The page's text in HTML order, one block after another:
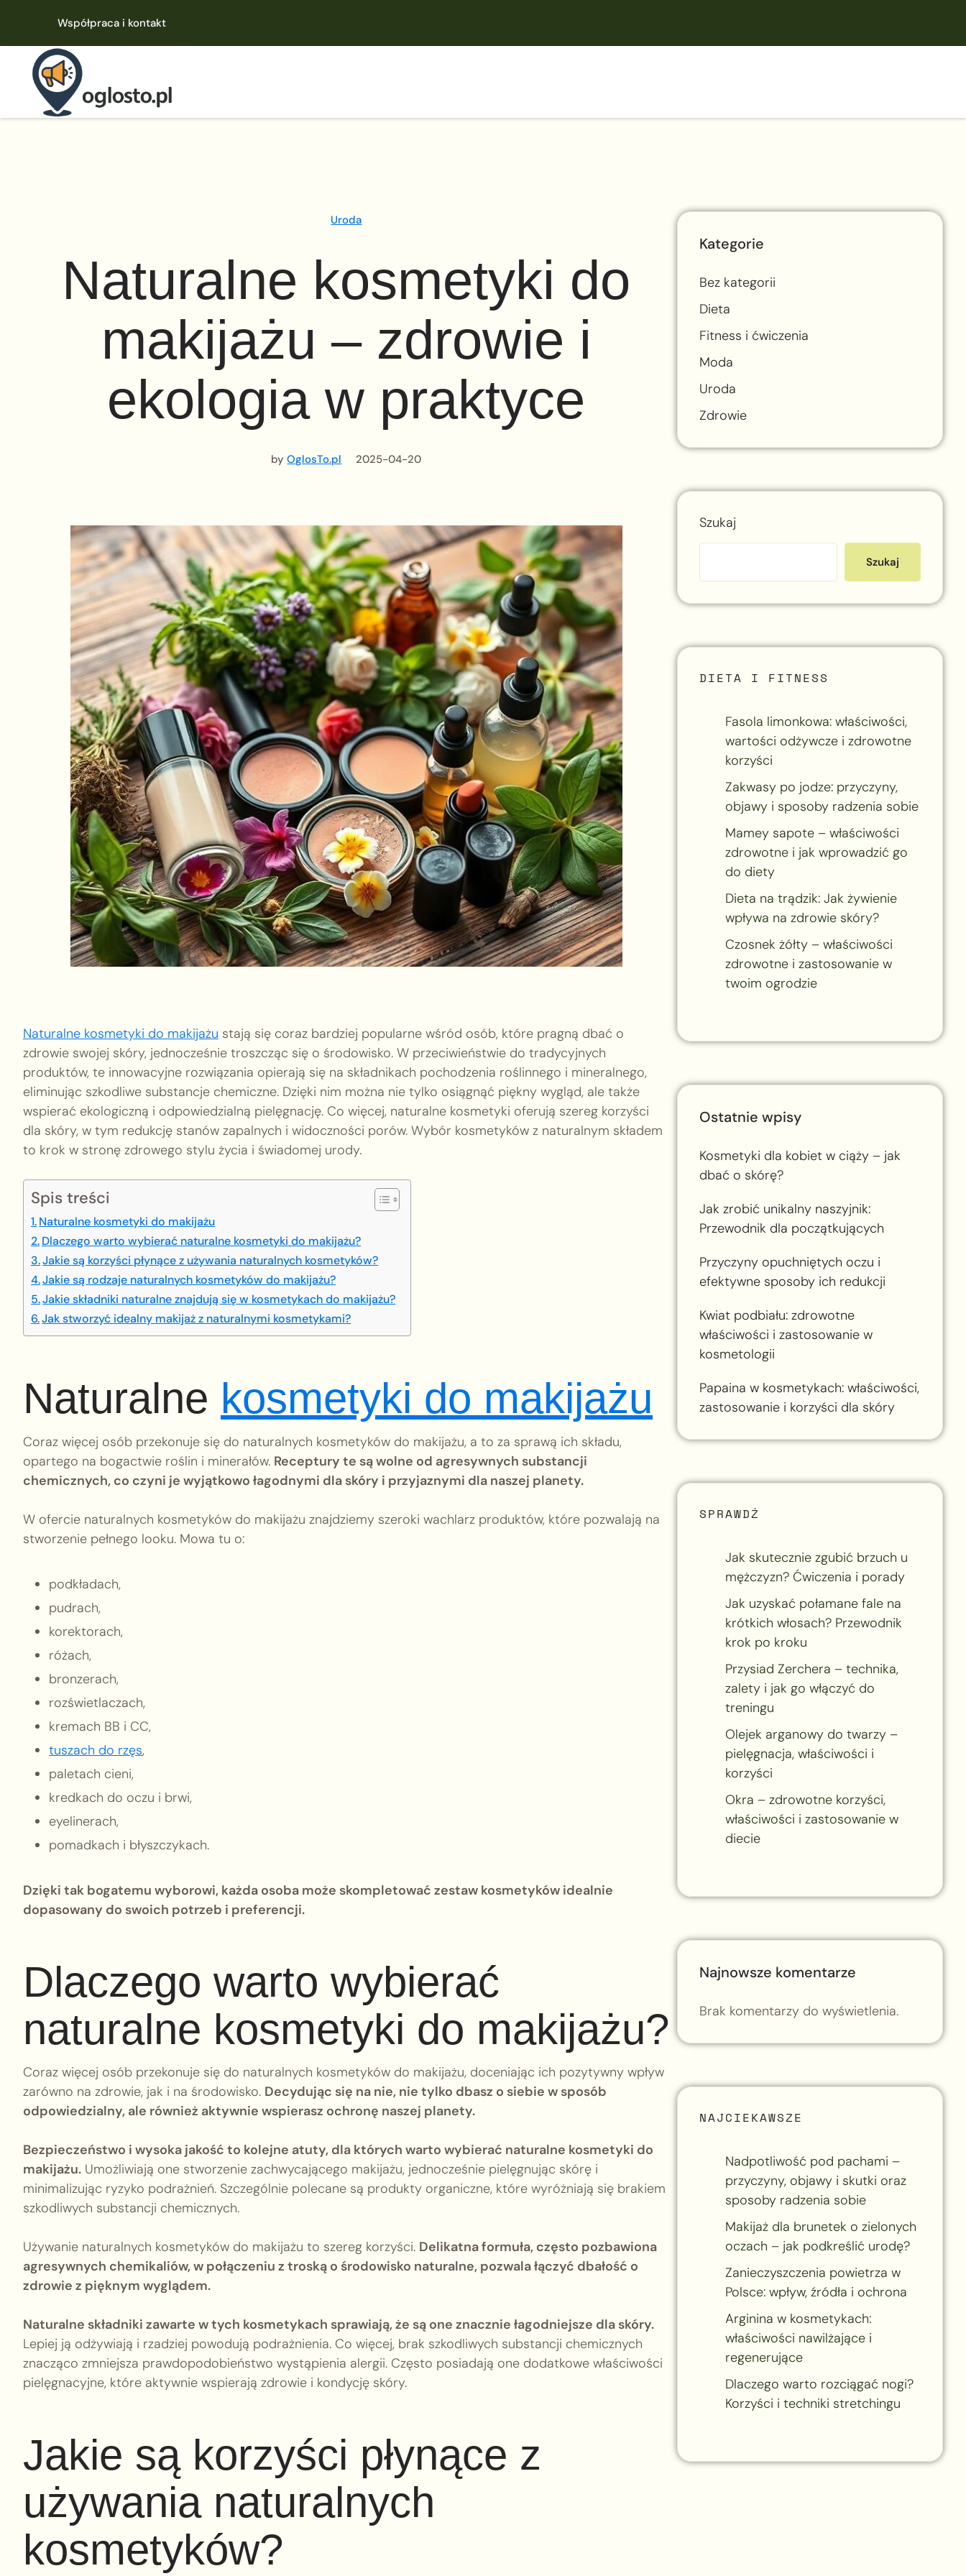
Współpraca i kontakt
Uroda
Naturalne kosmetyki do
makijażu – zdrowie i
ekologia w praktyce
byOglosTo.pl 2025-04-20
Naturalne kosmetyki do makijażu stają się coraz bardziej popularne wśród osób, które pragną dbać o
zdrowie swojej skóry, jednocześnie troszcząc się o środowisko. W przeciwieństwie do tradycyjnych
produktów, te innowacyjne rozwiązania opierają się na składnikach pochodzenia roślinnego i mineralnego,
eliminując szkodliwe substancje chemiczne. Dzięki nim można nie tylko osiągnąć piękny wygląd, ale także
wspierać ekologiczną i odpowiedzialną pielęgnację. Co więcej, naturalne kosmetyki oferują szereg korzyści
dla skóry, w tym redukcję stanów zapalnych i widoczności porów. Wybór kosmetyków z naturalnym składem
to krok w stronę zdrowego stylu życia i świadomej urody.
Spis treści
Naturalne kosmetyki do makijażu
Dlaczego warto wybierać naturalne kosmetyki do makijażu?
Jakie są korzyści płynące z używania naturalnych kosmetyków?
Jakie są rodzaje naturalnych kosmetyków do makijażu?
Jakie składniki naturalne znajdują się w kosmetykach do makijażu?
Jak stworzyć idealny makijaż z naturalnymi kosmetykami?
Naturalne kosmetyki do makijażu
Coraz więcej osób przekonuje się do naturalnych kosmetyków do makijażu, a to za sprawą ich składu,
opartego na bogactwie roślin i minerałów. Receptury te są wolne od agresywnych substancji
chemicznych, co czyni je wyjątkowo łagodnymi dla skóry i przyjaznymi dla naszej planety.
W ofercie naturalnych kosmetyków do makijażu znajdziemy szeroki wachlarz produktów, które pozwalają na
stworzenie pełnego looku. Mowa tu o:
podkładach,
pudrach,
korektorach,
różach,
bronzerach,
rozświetlaczach,
kremach BB i CC,
tuszach do rzęs,
paletach cieni,
kredkach do oczu i brwi,
eyelinerach,
pomadkach i błyszczykach.
Dzięki tak bogatemu wyborowi, każda osoba może skompletować zestaw kosmetyków idealnie
dopasowany do swoich potrzeb i preferencji.
Dlaczego warto wybierać
naturalne kosmetyki do makijażu?
Coraz więcej osób przekonuje się do naturalnych kosmetyków do makijażu, doceniając ich pozytywny wpływ
zarówno na zdrowie, jak i na środowisko. Decydując się na nie, nie tylko dbasz o siebie w sposób
odpowiedzialny, ale również aktywnie wspierasz ochronę naszej planety.
Bezpieczeństwo i wysoka jakość to kolejne atuty, dla których warto wybierać naturalne kosmetyki do
makijażu. Umożliwiają one stworzenie zachwycającego makijażu, jednocześnie pielęgnując skórę i
minimalizując ryzyko podrażnień. Szczególnie polecane są produkty organiczne, które wyróżniają się brakiem
szkodliwych substancji chemicznych.
Używanie naturalnych kosmetyków do makijażu to szereg korzyści. Delikatna formuła, często pozbawiona
agresywnych chemikaliów, w połączeniu z troską o środowisko naturalne, pozwala łączyć dbałość o
zdrowie z pięknym wyglądem.
Naturalne składniki zawarte w tych kosmetykach sprawiają, że są one znacznie łagodniejsze dla skóry.
Lepiej ją odżywiają i rzadziej powodują podrażnienia. Co więcej, brak szkodliwych substancji chemicznych
znacząco zmniejsza prawdopodobieństwo wystąpienia alergii. Często posiadają one dodatkowe właściwości
pielęgnacyjne, które aktywnie wspierają zdrowie i kondycję skóry.
Jakie są korzyści płynące z
używania naturalnych
kosmetyków?
Kategorie
Bez kategorii
Dieta
Fitness i ćwiczenia
Moda
Uroda
Zdrowie
Szukaj
Szukaj
DIETA I FITNESS
Fasola limonkowa: właściwości,
wartości odżywcze i zdrowotne
korzyści
Zakwasy po jodze: przyczyny,
objawy i sposoby radzenia sobie
Mamey sapote – właściwości
zdrowotne i jak wprowadzić go
do diety
Dieta na trądzik: Jak żywienie
wpływa na zdrowie skóry?
Czosnek żółty – właściwości
zdrowotne i zastosowanie w
twoim ogrodzie
Ostatnie wpisy
Kosmetyki dla kobiet w ciąży – jak
dbać o skórę?
Jak zrobić unikalny naszyjnik:
Przewodnik dla początkujących
Przyczyny opuchniętych oczu i
efektywne sposoby ich redukcji
Kwiat podbiału: zdrowotne
właściwości i zastosowanie w
kosmetologii
Papaina w kosmetykach: właściwości,
zastosowanie i korzyści dla skóry
SPRAWDŹ
Jak skutecznie zgubić brzuch u
mężczyzn? Ćwiczenia i porady
Jak uzyskać połamane fale na
krótkich włosach? Przewodnik
krok po kroku
Przysiad Zerchera – technika,
zalety i jak go włączyć do
treningu
Olejek arganowy do twarzy –
pielęgnacja, właściwości i
korzyści
Okra – zdrowotne korzyści,
właściwości i zastosowanie w
diecie
Najnowsze komentarze
Brak komentarzy do wyświetlenia.
NAJCIEKAWSZE
Nadpotliwość pod pachami –
przyczyny, objawy i skutki oraz
sposoby radzenia sobie
Makijaż dla brunetek o zielonych
oczach – jak podkreślić urodę?
Zanieczyszczenia powietrza w
Polsce: wpływ, źródła i ochrona
Arginina w kosmetykach:
właściwości nawilżające i
regenerujące
Dlaczego warto rozciągać nogi?
Korzyści i techniki stretchingu